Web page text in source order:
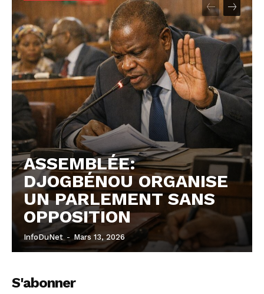
Asie
ASSEMBLÉE:
DJOGBÉNOU ORGANISE
UN PARLEMENT SANS
OPPOSITION
InfoDuNet - Mars 13, 2026
S'abonner